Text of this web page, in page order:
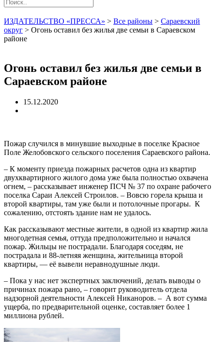
ИЗДАТЕЛЬСТВО «ПРЕССА» > Все районы > Сараевский
округ > Огонь оставил без жилья две семьи в Сараевском
районе
Огонь оставил без жилья две семьи в
Сараевском районе
15.12.2020
Пожар случился в минувшие выходные в поселке Красное
Поле Желобовского сельского поселения Сараевского района.
– К моменту приезда пожарных расчетов одна из квартир
двухквартирного жилого дома уже была полностью охвачена
огнем, – рассказывает инженер ПСЧ № 37 по охране рабочего
поселка Сараи Алексей Строилов. – Вовсю горела крыша и
второй квартиры, там уже были и потолочные прогары. К
сожалению, отстоять здание нам не удалось.
Как рассказывают местные жители, в одной из квартир жила
многодетная семья, оттуда предположительно и начался
пожар. Жильцы не пострадали. Благодаря соседям, не
пострадала и 88-летняя женщина, жительница второй
квартиры, — её вывели неравнодушные люди.
– Пока у нас нет экспертных заключений, делать выводы о
причинах пожара рано, – говорит руководитель отдела
надзорной деятельности Алексей Никаноров. – А вот сумма
ущерба, по предварительной оценке, составляет более 1
миллиона рублей.